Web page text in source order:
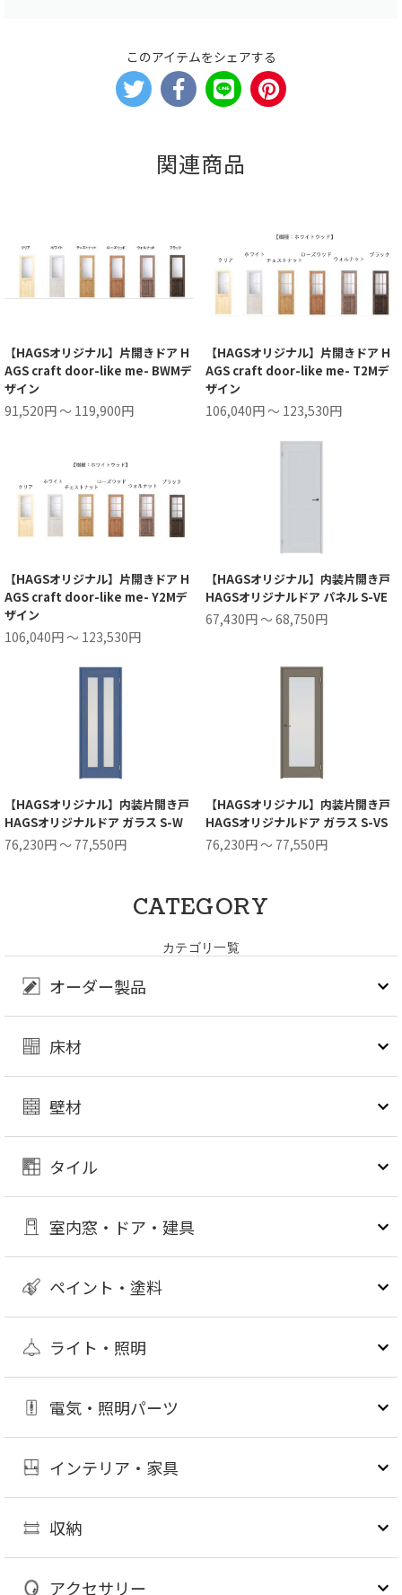
このアイテムをシェアする
関連商品
【HAGSオリジナル】片開きドア H
AGS craft door-like me- BWMデ
ザイン
91,520円 ～ 119,900円
【HAGSオリジナル】片開きドア H
AGS craft door-like me- T2Mデ
ザイン
106,040円 ～ 123,530円
【HAGSオリジナル】片開きドア H
AGS craft door-like me- Y2Mデ
ザイン
106,040円 ～ 123,530円
【HAGSオリジナル】内装片開き戸
HAGSオリジナルドア パネル S-VE
67,430円 ～ 68,750円
【HAGSオリジナル】内装片開き戸
HAGSオリジナルドア ガラス S-W
76,230円 ～ 77,550円
【HAGSオリジナル】内装片開き戸
HAGSオリジナルドア ガラス S-VS
76,230円 ～ 77,550円
CATEGORY
カテゴリ一覧
オーダー製品
床材
壁材
タイル
室内窓・ドア・建具
ペイント・塗料
ライト・照明
電気・照明パーツ
インテリア・家具
収納
アクセサリー